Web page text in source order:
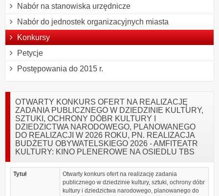
Nabór na stanowiska urzędnicze
Nabór do jednostek organizacyjnych miasta
Konkursy
Petycje
Postępowania do 2015 r.
OTWARTY KONKURS OFERT NA REALIZACJĘ
ZADANIA PUBLICZNEGO W DZIEDZINIE KULTURY,
SZTUKI, OCHRONY DÓBR KULTURY I
DZIEDZICTWA NARODOWEGO, PLANOWANEGO
DO REALIZACJI W 2026 ROKU, PN. REALIZACJA
BUDŻETU OBYWATELSKIEGO 2026 - AMFITEATR
KULTURY: KINO PLENEROWE NA OSIEDLU TBS
Tytuł
Otwarty konkurs ofert na realizację zadania
publicznego w dziedzinie kultury, sztuki, ochrony dóbr
kultury i dziedzictwa narodowego, planowanego do